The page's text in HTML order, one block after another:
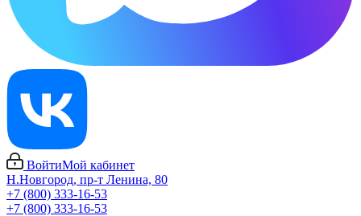
ВойтиМой кабинет
Н.Новгород, пр-т Ленина, 80
+7 (800) 333-16-53
+7 (800) 333-16-53